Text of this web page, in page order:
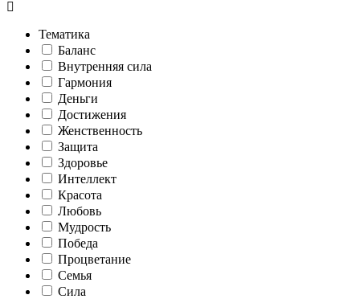
Тематика
Баланс
Внутренняя сила
Гармония
Деньги
Достижения
Женственность
Защита
Здоровье
Интеллект
Красота
Любовь
Мудрость
Победа
Процветание
Семья
Сила